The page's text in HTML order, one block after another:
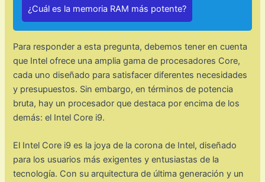
¿Cuál es la memoria RAM más potente?
Para responder a esta pregunta, debemos tener en cuenta
que Intel ofrece una amplia gama de procesadores Core,
cada uno diseñado para satisfacer diferentes necesidades
y presupuestos. Sin embargo, en términos de potencia
bruta, hay un procesador que destaca por encima de los
demás: el Intel Core i9.
El Intel Core i9 es la joya de la corona de Intel, diseñado
para los usuarios más exigentes y entusiastas de la
tecnología. Con su arquitectura de última generación y un